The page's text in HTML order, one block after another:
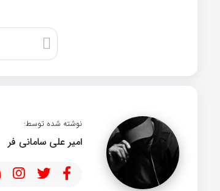
نوشته شده توسط:
امیر علی سامانی فر